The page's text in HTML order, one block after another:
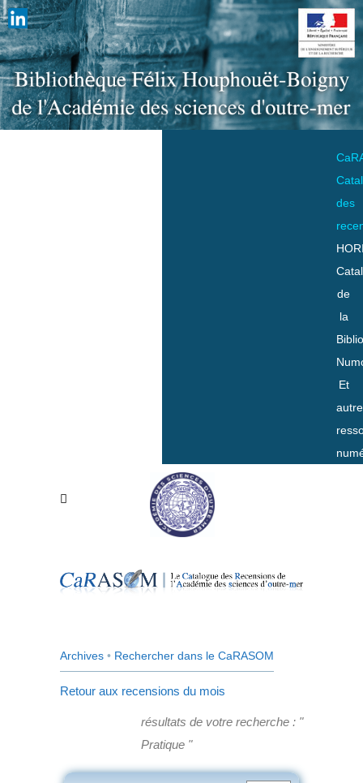
des
de
la
Et
Archives • Rechercher dans le CaRASOM
Retour aux recensions du mois
résultats de votre recherche : "
Pratique "